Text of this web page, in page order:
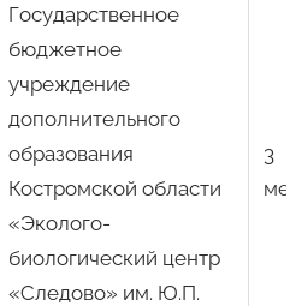
Государственное
бюджетное
учреждение
дополнительного
образования
Костромской области
«Эколого-
биологический центр
«Следово» им. Ю.П.
3